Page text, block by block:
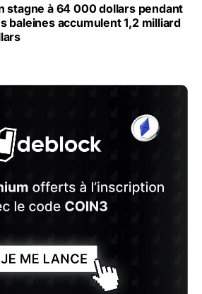
stagne à 64 000 dollars pendant
baleines accumulent 1,2 milliard